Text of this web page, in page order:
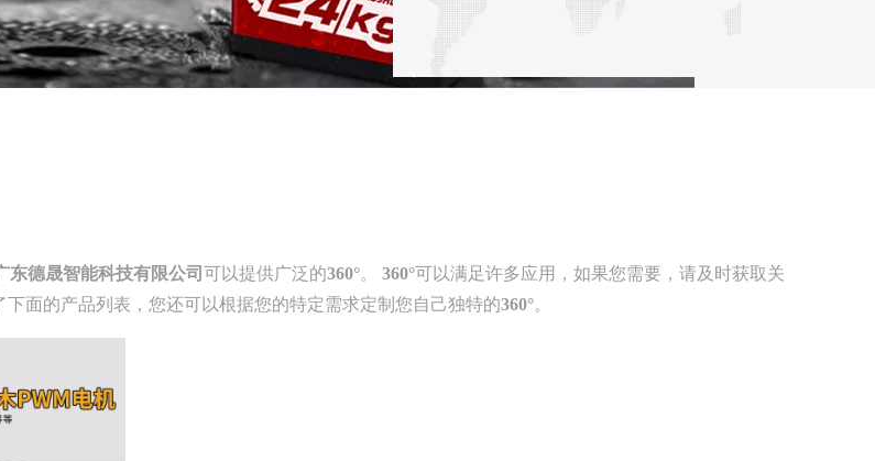
东德晟智能科技有限公司 可以提供广泛的360°。 360°可以满足许多应用，如果您需要，请及时获取关
下面的产品列表，您还可以根据您的特定需求定制您自己独特的360°。